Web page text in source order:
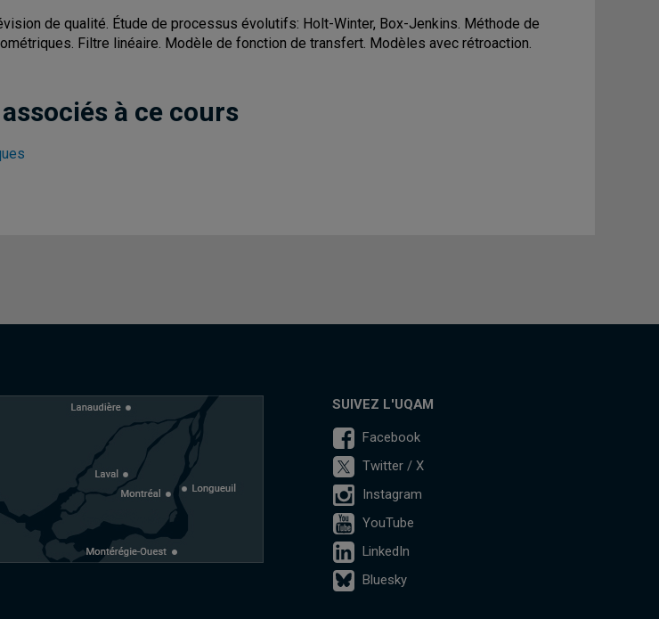
de qualité. Étude de processus évolutifs: Holt-Winter, Box-Jenkins. Méthode de
Filtre linéaire. Modèle de fonction de transfert. Modèles avec rétroaction.
à ce cours
SUIVEZ L'UQAM
Facebook
Twitter / X
Instagram
YouTube
LinkedIn
Bluesky